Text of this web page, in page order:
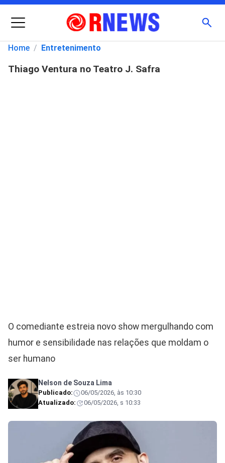
Menu
Pesquisar
Home / Entretenimento
Thiago Ventura no Teatro J. Safra
O comediante estreia novo show mergulhando com
humor e sensibilidade nas relações que moldam o
ser humano
Nelson de Souza Lima
Publicado:
06/05/2026, às 10:30
Atualizado:
06/05/2026, s 10:33